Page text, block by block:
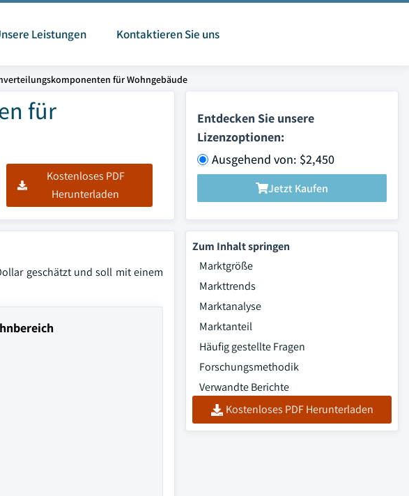
Leistungen Kontaktieren Sie uns
für Wohngebäude
für
Kostenloses PDF
Herunterladen
Entdecken Sie unsere
Lizenzoptionen:
Ausgehend von: $2,450
Jetzt Kaufen
geschätzt und soll mit einem
Zum Inhalt springen
Marktgröße
Markttrends
Marktanalyse
Marktanteil
Häufig gestellte Fragen
Forschungsmethodik
Verwandte Berichte
Kostenloses PDF Herunterladen